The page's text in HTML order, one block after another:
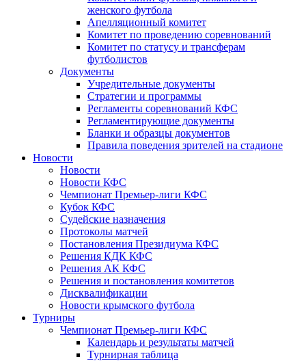
женского футбола
Апелляционный комитет
Комитет по проведению соревнований
Комитет по статусу и трансферам
футболистов
Документы
Учредительные документы
Стратегии и программы
Регламенты соревнований КФС
Регламентирующие документы
Бланки и образцы документов
Правила поведения зрителей на стадионе
Новости
Новости
Новости КФС
Чемпионат Премьер-лиги КФС
Кубок КФС
Судейские назначения
Протоколы матчей
Постановления Президиума КФС
Решения КДК КФС
Решения АК КФС
Решения и постановления комитетов
Дисквалификации
Новости крымского футбола
Турниры
Чемпионат Премьер-лиги КФС
Календарь и результаты матчей
Турнирная таблица